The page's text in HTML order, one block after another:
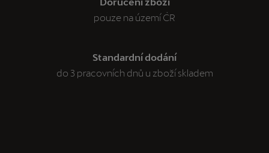
pouze na území ČR
Standardní dodání
do 3 pracovních dnů u zboží skladem